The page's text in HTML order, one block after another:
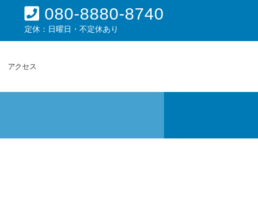
080-8880-8740
定休：日曜日・不定休あり
アクセス